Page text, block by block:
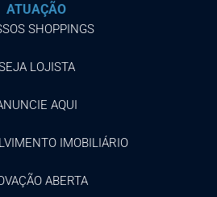
ATUAÇÃO
SHOPPINGS
LOJISTA
AQUI
IMOBILIÁRIO
ABERTA